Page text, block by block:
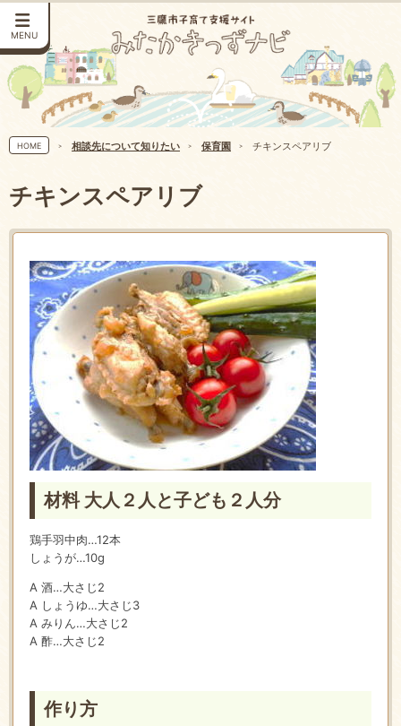
MENU
HOME 相談先について知りたい 保育園 チキンスペアリブ
チキンスペアリブ
材料 大人２人と子ども２人分
鶏手羽中肉…12本
しょうが…10g
A 酒…大さじ2
A しょうゆ…大さじ3
A みりん…大さじ2
A 酢…大さじ2
作り方